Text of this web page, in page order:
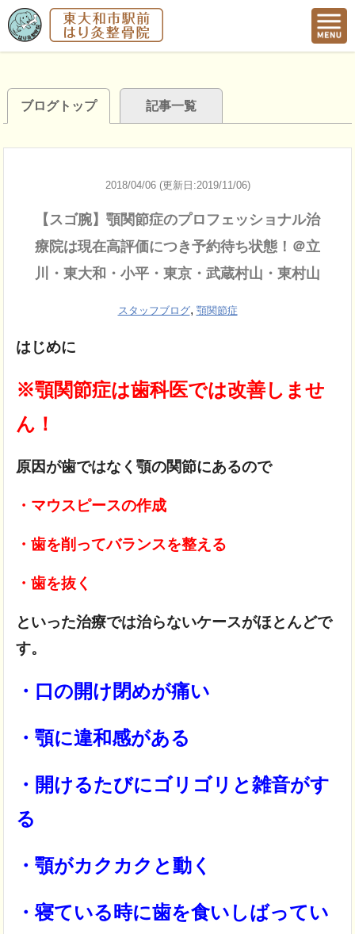
ブログトップ 記事一覧
2018/04/06 (更新日:2019/11/06)
【スゴ腕】顎関節症のプロフェッショナル治
療院は現在高評価につき予約待ち状態！＠立
川・東大和・小平・東京・武蔵村山・東村山
スタッフブログ, 顎関節症
はじめに
※顎関節症は歯科医では改善しませ
ん！
原因が歯ではなく顎の関節にあるので
・マウスピースの作成
・歯を削ってバランスを整える
・歯を抜く
といった治療では治らないケースがほとんどで
す。
・口の開け閉めが痛い
・顎に違和感がある
・開けるたびにゴリゴリと雑音がす
る
・顎がカクカクと動く
・寝ている時に歯を食いしばってい